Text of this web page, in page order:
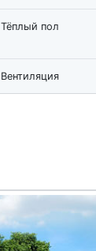
Тёплый пол
Вентиляция